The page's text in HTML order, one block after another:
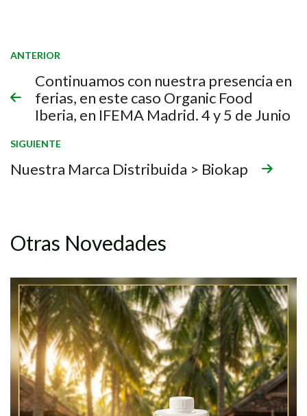
ANTERIOR
Continuamos con nuestra presencia en
ferias, en este caso Organic Food
Iberia, en IFEMA Madrid. 4 y 5 de Junio
SIGUIENTE
Nuestra Marca Distribuida > Biokap
Otras Novedades